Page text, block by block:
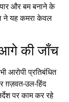
और बम बनाने के
ने यह कमरा केवल
की जाँच
आरोपी प्रतिबंधित
ग़ज़वत-उल-हिंद
पर काम कर रहे